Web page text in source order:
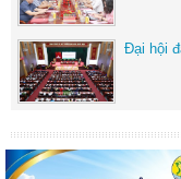
Đại hội